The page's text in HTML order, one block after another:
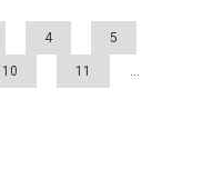
4 5
10 11 …